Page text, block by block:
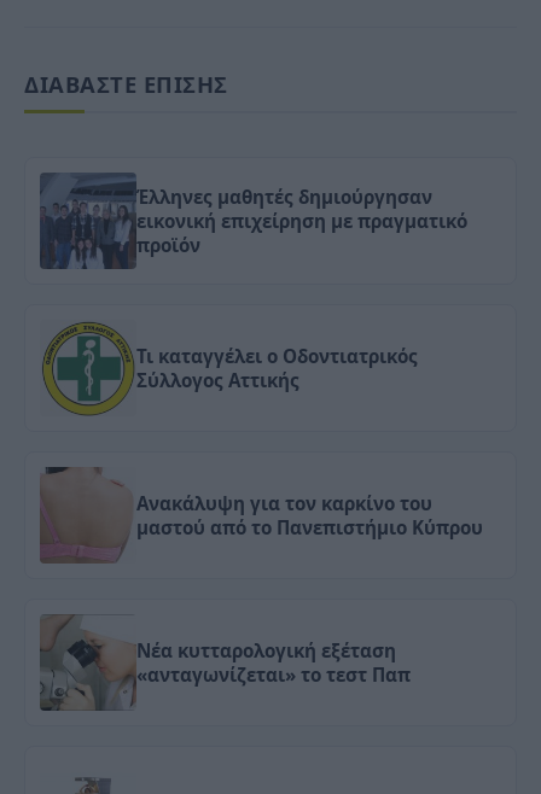
ΔΙΑΒΑΣΤΕ ΕΠΙΣΗΣ
Έλληνες μαθητές δημιούργησαν
εικονική επιχείρηση με πραγματικό
προϊόν
Τι καταγγέλει ο Οδοντιατρικός
Σύλλογος Αττικής
Ανακάλυψη για τον καρκίνο του
μαστού από το Πανεπιστήμιο Κύπρου
Νέα κυτταρολογική εξέταση
«ανταγωνίζεται» το τεστ Παπ